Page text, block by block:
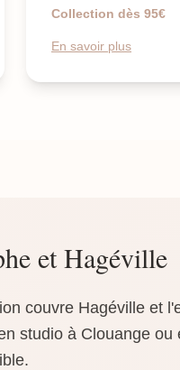
Collection dès 95€
En savoir plus
et Hagéville
couvre Hagéville et
studio à Clouange